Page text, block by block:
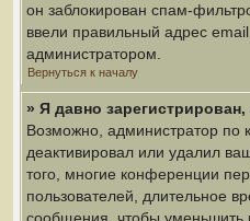
он заблокирован спам-
ввели правильный адрес
администратором.
Вернуться к началу
» Я давно
Возможно, администратор по
деактивировал или удалил
того, многие конференции
пользователей, длительное